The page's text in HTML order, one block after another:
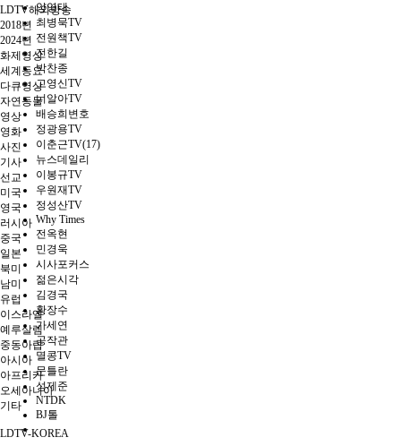
LDTV해외방송
2018년
2024년
화제영상
세계동요
다큐영상
자연동물
영상
영화
사진
기사
선교
미국
영국
러시아
중국
일본
북미
남미
유럽
이스라엘
예루살렘
중동아랍
아시아
아프리카
오세아니아
기타
LDTV-KOREA
양영태
최병묵TV
전원책TV
전한길
박찬종
고영신TV
너알아TV
배승희변호
정광용TV
이춘근TV(17)
뉴스데일리
이봉규TV
우원재TV
정성산TV
Why Times
전옥현
민경욱
시사포커스
젊은시각
김경국
황장수
가세연
공작관
멸콩TV
문틀란
성제준
NTDK
BJ톨